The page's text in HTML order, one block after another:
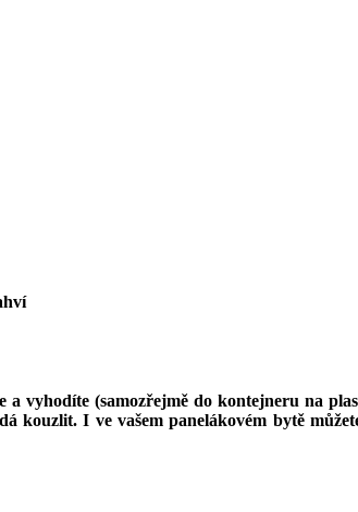
vyhodíte (samozřejmě do kontejneru na
kouzlit. I ve vašem panelákovém bytě